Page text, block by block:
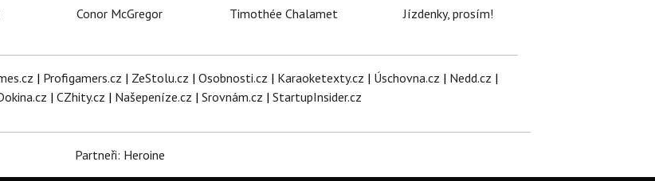
Conor McGregor
Timothée Chalamet
Jízdenky, prosím!
| Profigamers.cz | ZeStolu.cz | Osobnosti.cz | Karaoketexty.cz | Úschovna.cz | Nedd.cz |
| CZhity.cz | Našepeníze.cz | Srovnám.cz | StartupInsider.cz
Partneři: Heroine